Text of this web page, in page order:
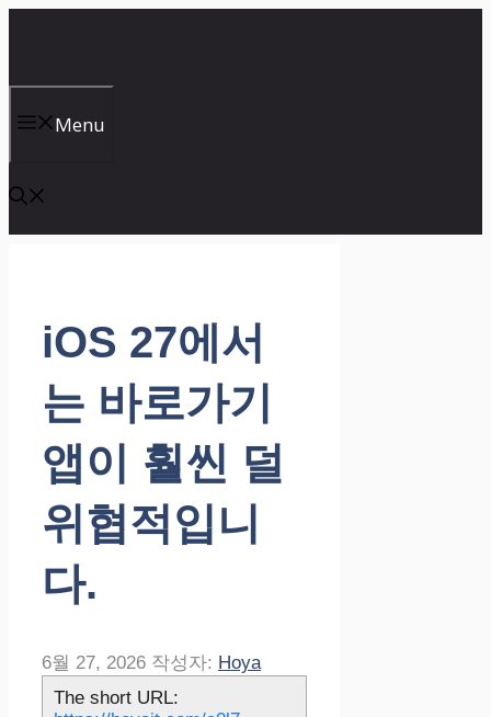
건
기
Menu
iOS 27에서
는 바로가기
앱이 훨씬 덜
위협적입니
다.
6월 27, 2026 작성자: Hoya
The short URL: